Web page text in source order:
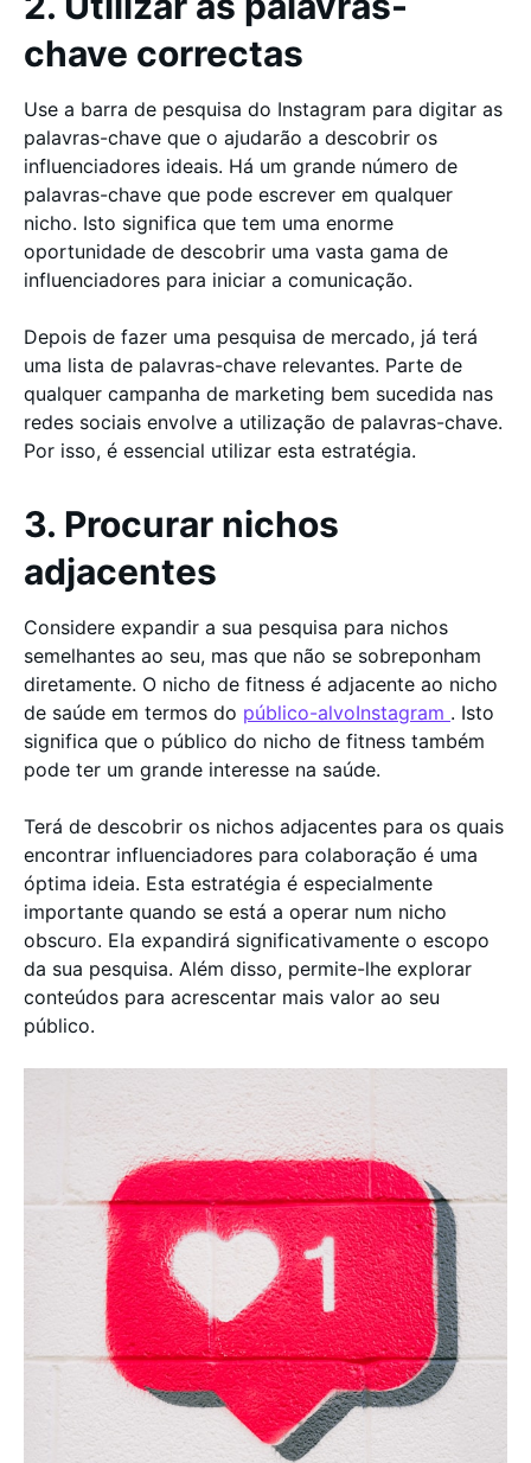
chave correctas
Use a barra de pesquisa do Instagram para digitar as
palavras-chave que o ajudarão a descobrir os
influenciadores ideais. Há um grande número de
palavras-chave que pode escrever em qualquer
nicho. Isto significa que tem uma enorme
oportunidade de descobrir uma vasta gama de
influenciadores para iniciar a comunicação.
Depois de fazer uma pesquisa de mercado, já terá
uma lista de palavras-chave relevantes. Parte de
qualquer campanha de marketing bem sucedida nas
redes sociais envolve a utilização de palavras-chave.
Por isso, é essencial utilizar esta estratégia.
3. Procurar nichos
adjacentes
Considere expandir a sua pesquisa para nichos
semelhantes ao seu, mas que não se sobreponham
diretamente. O nicho de fitness é adjacente ao nicho
de saúde em termos do público-alvoInstagram . Isto
significa que o público do nicho de fitness também
pode ter um grande interesse na saúde.
Terá de descobrir os nichos adjacentes para os quais
encontrar influenciadores para colaboração é uma
óptima ideia. Esta estratégia é especialmente
importante quando se está a operar num nicho
obscuro. Ela expandirá significativamente o escopo
da sua pesquisa. Além disso, permite-lhe explorar
conteúdos para acrescentar mais valor ao seu
público.